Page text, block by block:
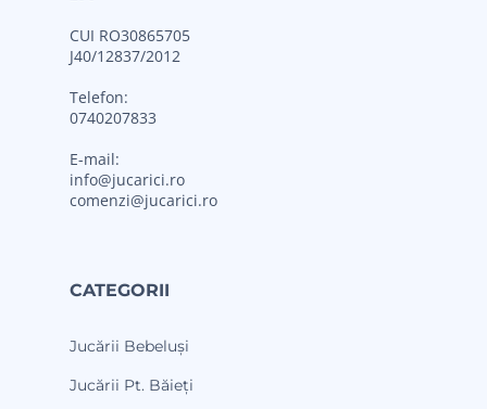
CUI RO30865705
J40/12837/2012
Telefon:
0740207833
E-mail:
info@jucarici.ro
comenzi@jucarici.ro
CATEGORII
Jucării Bebeluși
Jucării Pt. Băieți